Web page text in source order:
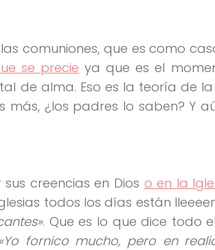
comuniones, que es como
se precie ya que es el
de alma. Eso es la teoría de
más, ¿los padres lo saben? Y
creencias en Dios o en la
todos los días están
. Que es lo que dice todo
«Yo fornico mucho, pero en